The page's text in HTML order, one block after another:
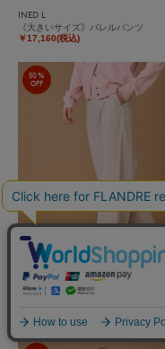
INED L
《大きいサイズ》バレルパンツ
￥17,160(税込)
50%
OFF
再値下げ
INED L